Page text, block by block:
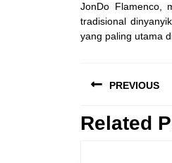
JonDo Flamenco,
tradisional
yang paling utama
posPREVIOUS
Previous
Related